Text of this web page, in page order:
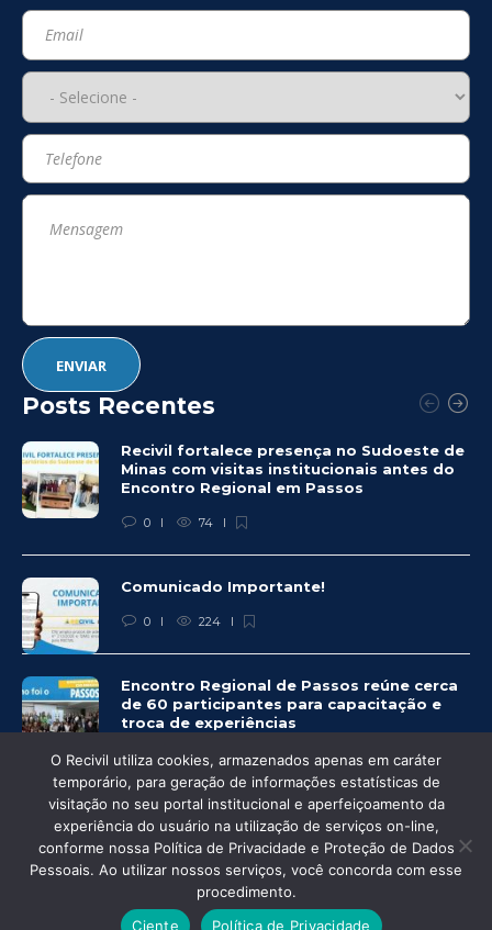
Posts Recentes
Recivil fortalece presença no Sudoeste de
Minas com visitas institucionais antes do
Encontro Regional em Passos
0 74
Comunicado Importante!
0 224
Encontro Regional de Passos reúne cerca
de 60 participantes para capacitação e
troca de experiências
0 238
© Recivil 2020 – Todos os direitos reservados.
Desenvolvido por:
O Recivil utiliza cookies, armazenados apenas em caráter
temporário, para geração de informações estatísticas de
visitação no seu portal institucional e aperfeiçoamento da
experiência do usuário na utilização de serviços on-line,
conforme nossa Política de Privacidade e Proteção de Dados
Pessoais. Ao utilizar nossos serviços, você concorda com esse
procedimento.
Ciente
Política de Privacidade